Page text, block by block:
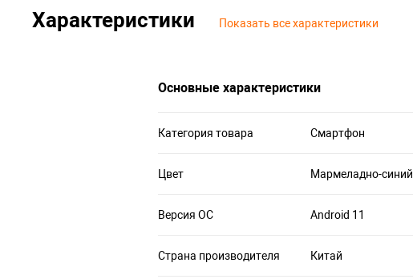
Характеристики Показать все характеристики
Основные характеристики
Категория товара Смартфон
Цвет Мармеладно-синий
Версия ОС Android 11
Страна производителя Китай